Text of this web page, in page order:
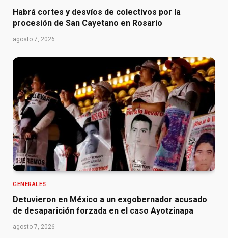
Habrá cortes y desvíos de colectivos por la
procesión de San Cayetano en Rosario
agosto 7, 2026
GENERALES
Detuvieron en México a un exgobernador acusado
de desaparición forzada en el caso Ayotzinapa
agosto 7, 2026